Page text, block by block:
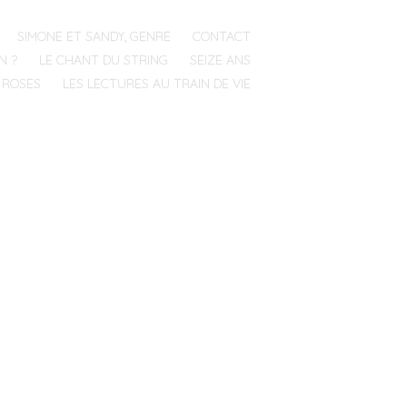
SIMONE ET SANDY, GENRE
CONTACT
?
LE CHANT DU STRING
SEIZE ANS
LES LECTURES AU TRAIN DE VIE